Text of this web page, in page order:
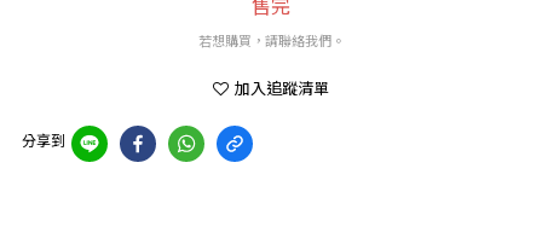
售完
若想購買，請聯絡我們。
加入追蹤清單
分享到